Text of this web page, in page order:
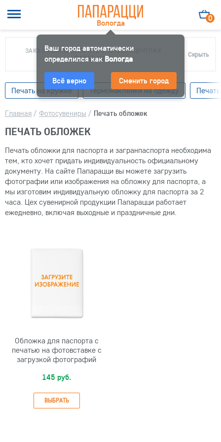
Вологда
Ваш город автоматически
определился как Вологда
Всё верно Сменить город
0
ЗАКАЗ МОЖНО ЗАБРАТЬ В 10 ФОТОЦЕНТРАХ
ПАПАРАЦЦИ
Скрыть
Печать на кружке Термонаклейки на одежду
Главная / Фотосувениры / Печать обложек
ПЕЧАТЬ ОБЛОЖЕК
Печать обложки для паспорта и загранпаспорта необходима
тем, кто хочет придать индивидуальность официальному
документу. На сайте Папарацци вы можете загрузить
фотографии или изображения на обложку для паспорта, а
мы изготовим индивидуальную обложку для паспорта за 2
часа. Цех сувенирной продукции Папарацци работает
ежедневно, включая выходные и праздничные дни.
Обложка для паспорта с
печатью на фотовставке с
загрузкой фотографий
145 руб.
ВЫБРАТЬ